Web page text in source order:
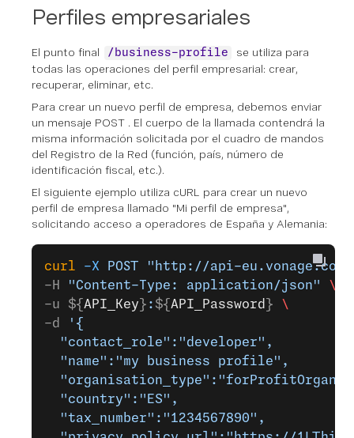
Perfiles empresariales
El punto final /business-profile
se utiliza para
todas las operaciones del perfil empresarial: crear,
recuperar, eliminar, etc.
Para crear un nuevo perfil de empresa, debemos enviar
un mensaje POST . El cuerpo de la llamada contendrá la
misma información solicitada por el cuadro de mandos
del Registro de la Red (función, país, número de
identificación fiscal, etc.).
El siguiente ejemplo utiliza cURL para crear un nuevo
perfil de empresa llamado "Mi perfil de empresa",
solicitando acceso a operadores de España y Alemania:
curl -X POST "http://api-
-H
"Content-Type: application/json"
\
-u ${ API_Key } : ${ API_Password }
\
-d
'{
  "contact_role":"developer",
  "name":"my business profile",
  "country":"ES",
  "tax_number":"1234567890",